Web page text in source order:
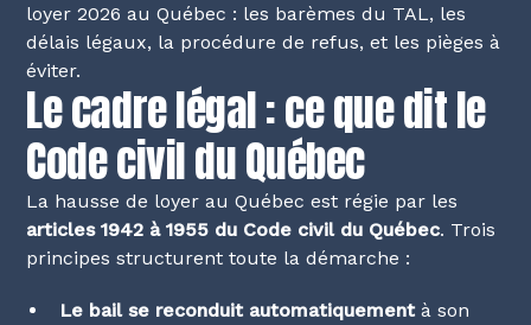
loyer 2026 au Québec : les barèmes du TAL, les
délais légaux, la procédure de refus, et les pièges à
éviter.
Le cadre légal : ce que dit le
Code civil du Québec
La hausse de loyer au Québec est régie par les
articles 1942 à 1955 du Code civil du Québec. Trois
principes structurent toute la démarche :
Le bail se reconduit automatiquementà son